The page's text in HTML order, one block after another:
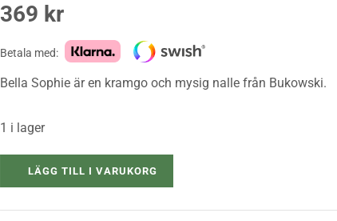
369 kr
Betala med:
Bella Sophie är en kramgo och mysig nalle från Bukowski.
1 i lager
LÄGG TILL I VARUKORG